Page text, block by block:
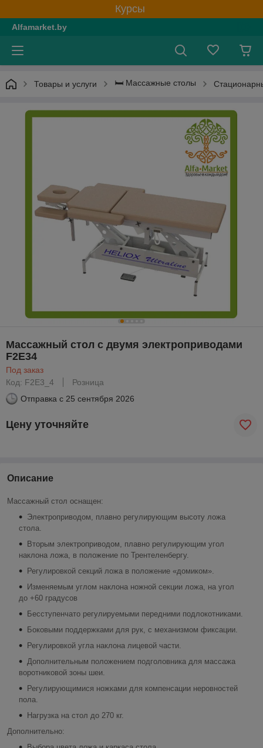
Курсы
Alfamarket.by
Товары и услуги 🛏 Массажные столы
Массажный стол с двумя электроприводами
F2E34
Под заказ
Код: F2E3_4
Розница
Отправка с 25 сентября 2026
Цену уточняйте
Описание
Массажный стол оснащен:
Электроприводом, плавно регулирующим высоту ложа
стола.
Вторым электроприводом, плавно регулирующим угол
наклона ложа, в положение по Трентеленбергу.
Регулировкой секций ложа в положение «домиком».
Изменяемым углом наклона ножной секции ложа, на угол
до +60 градусов
Бесступенчато регулируемыми передними подлокотниками.
Боковыми поддержками для рук, с механизмом фиксации.
Регулировкой угла наклона лицевой части.
Дополнительным положением подголовника для массажа
воротниковой зоны шеи.
Регулирующимися ножками для компенсации неровностей
пола.
Нагрузка на стол до 270 кг.
Дополнительно: